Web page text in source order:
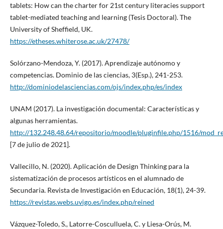
tablets: How can the charter for 21st century literacies support
tablet-mediated teaching and learning (Tesis Doctoral). The
University of Sheffield, UK.
https://etheses.whiterose.ac.uk/27478/
Solórzano-Mendoza, Y. (2017). Aprendizaje autónomo y
competencias. Dominio de las ciencias, 3(Esp.), 241-253.
http://dominiodelasciencias.com/ojs/index.php/es/index
UNAM (2017). La investigación documental: Características y
algunas herramientas.
http://132.248.48.64/repositorio/moodle/pluginfile.php/1516/
[7 de julio de 2021].
Vallecillo, N. (2020). Aplicación de Design Thinking para la
sistematización de procesos artísticos en el alumnado de
Secundaria. Revista de Investigación en Educación, 18(1), 24-39.
https://revistas.webs.uvigo.es/index.php/reined
Vázquez-Toledo, S., Latorre-Cosculluela, C. y Liesa-Orús, M.